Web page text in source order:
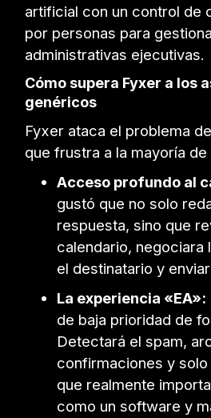
artificial con un control de
por personas para
administrativas ejecutivas.
Cómo supera Fyxer a los
genéricos
Fyxer ataca el problema
que frustra a la mayoría
Acceso profundo al
gustó que no solo
respuesta, sino que
calendario, negociara
el destinatario y
La experiencia «EA»:
de baja prioridad de
Detectará el spam,
confirmaciones y
que realmente
como un software y